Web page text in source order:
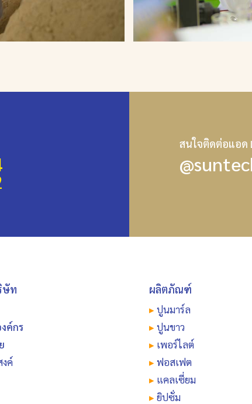
สนใจติดต่อแอด
ษัท
ค์กร
ค์
ผลิตภัณฑ์
▸ปูนมาร์ล
▸ปูนขาว
▸ เพอร์ไลต์
▸ฟอสเฟต
▸ แคลเซี่ยม
▸ยิปซั่ม